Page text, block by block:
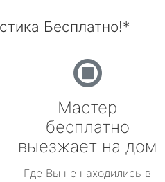
Бесплатно!*
Мастер
бесплатно
выезжает на дом
Где Вы не находились в